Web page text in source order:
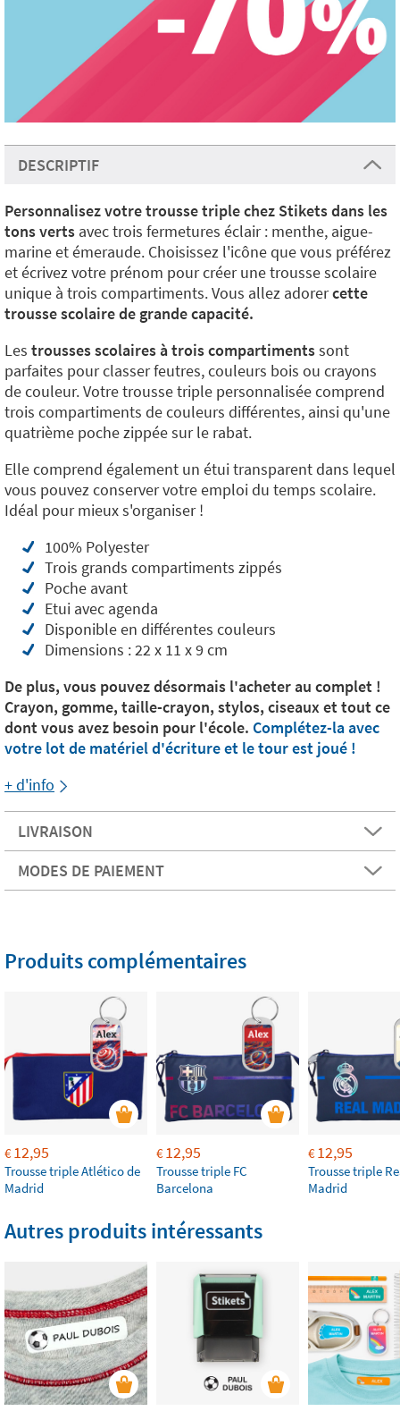
DESCRIPTIF
Personnalisez votre trousse triple chez Stikets dans les
tons verts avec trois fermetures éclair : menthe, aigue-
marine et émeraude. Choisissez l'icône que vous préférez
et écrivez votre prénom pour créer une trousse scolaire
unique à trois compartiments. Vous allez adorercette
trousse scolaire de grande capacité.
Les trousses scolaires à trois compartimentssont
parfaites pour classer feutres, couleurs bois ou crayons
de couleur. Votre trousse triple personnalisée comprend
trois compartiments de couleurs différentes, ainsi qu'une
quatrième poche zippée sur le rabat.
Elle comprend également un étui transparent dans lequel
vous pouvez conserver votre emploi du temps scolaire.
Idéal pour mieux s'organiser !
100% Polyester
Trois grands compartiments zippés
Poche avant
Etui avec agenda
Disponible en différentes couleurs
Dimensions : 22 x 11 x 9 cm
De plus, vous pouvez désormais l'acheter au complet !
Crayon, gomme, taille-crayon, stylos, ciseaux et tout ce
dont vous avez besoin pour l'école. Complétez-la avec
votre lot de matériel d'écriture et le tour est joué !
+ d'info
LIVRAISON
MODES DE PAIEMENT
Produits complémentaires
€12,95
Trousse triple Atlético de
Madrid
€12,95
Trousse triple FC
Barcelona
€12,95
Trousse triple
Madrid
Autres produits intéressants